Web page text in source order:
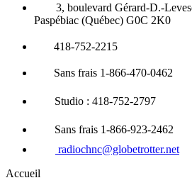
3, boulevard Gérard-D.-
Paspébiac (Québec) G0C 2K0
418-752-2215
Sans frais 1-866-470-0462
Studio : 418-752-2797
Sans frais 1-866-923-2462
radiochnc@globetrotter.net
Accueil